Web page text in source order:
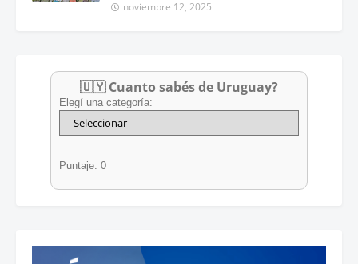
noviembre 12, 2025
🇺🇾 Cuanto sabés de Uruguay?
Elegí una categoría:
Puntaje: 0